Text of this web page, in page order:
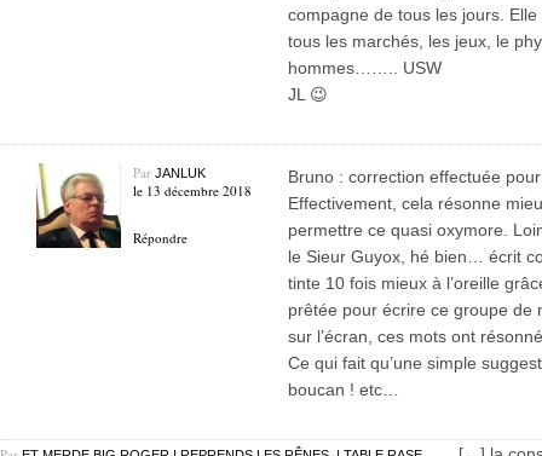
compagne de tous les jours.
tous les marchés, les jeux, le
hommes…….. USW
JL 😉
Par JANLUK
le 13 décembre 2018
Répondre
Bruno : correction effectuée
Effectivement, cela résonne
permettre ce quasi oxymore.
le Sieur Guyox, hé bien… écrit
tinte 10 fois mieux à l’oreille
prêtée pour écrire ce groupe de
sur l’écran, ces mots ont
Ce qui fait qu’une simple
boucan ! etc…